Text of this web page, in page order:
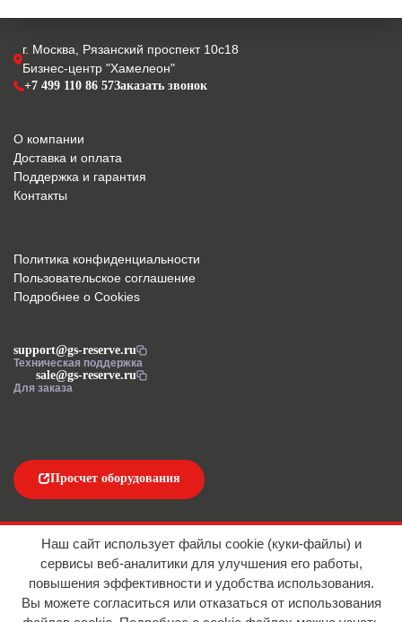
г. Москва, Рязанский проспект 10с18
Бизнес-центр "Хамелеон"
+7 499 110 86 57Заказать звонок
support@gs-reserve.ru
Техническая поддержка
sale@gs-reserve.ru
Для заказа
О компании
Доставка и оплата
Поддержка и гарантия
Контакты
Просчет оборудования
Политика конфиденциальности
Пользовательское соглашение
Подробнее о Cookies
Наш сайт использует файлы cookie (куки-файлы) и
сервисы веб-аналитики для улучшения его работы,
повышения эффективности и удобства использования.
Вы можете согласиться или отказаться от использования